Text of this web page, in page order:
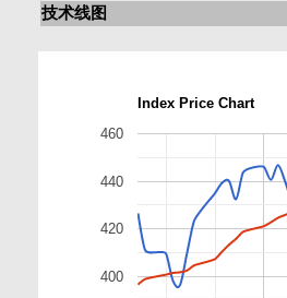
技术线图
Index Price Chart
400
420
440
460